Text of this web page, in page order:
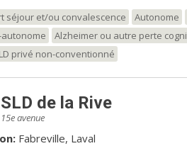
séjour et/ou convalescence Autonome
autonome
Alzheimer ou autre perte
privé non-conventionné
de la Rive
avenue
Fabreville, Laval